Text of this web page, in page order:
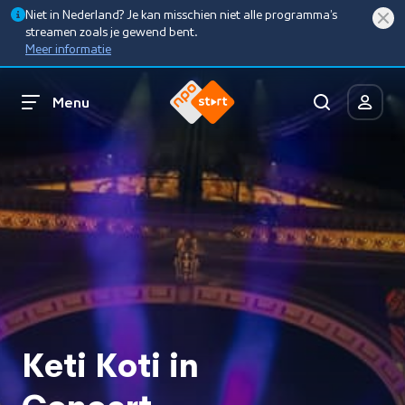
Niet in Nederland? Je kan misschien niet alle programma’s
streamen zoals je gewend bent.
Meer informatie
Menu
Keti Koti in